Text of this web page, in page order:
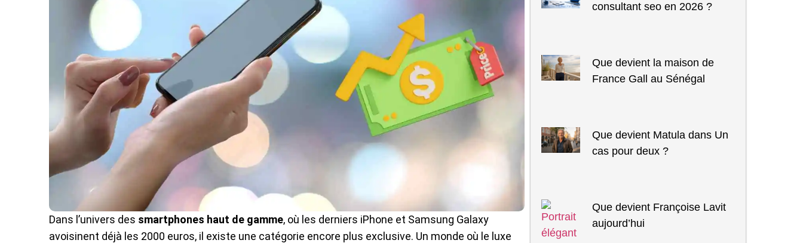
Dans l’univers des smartphones haut de gamme, où les derniers iPhone et Samsung Galaxy
avoisinent déjà les 2000 euros, il existe une catégorie encore plus exclusive. Un monde où le luxe
consultant seo en 2026 ?
Que devient la maison de
France Gall au Sénégal
Que devient Matula dans Un
cas pour deux ?
Que devient Françoise Lavit
aujourd’hui